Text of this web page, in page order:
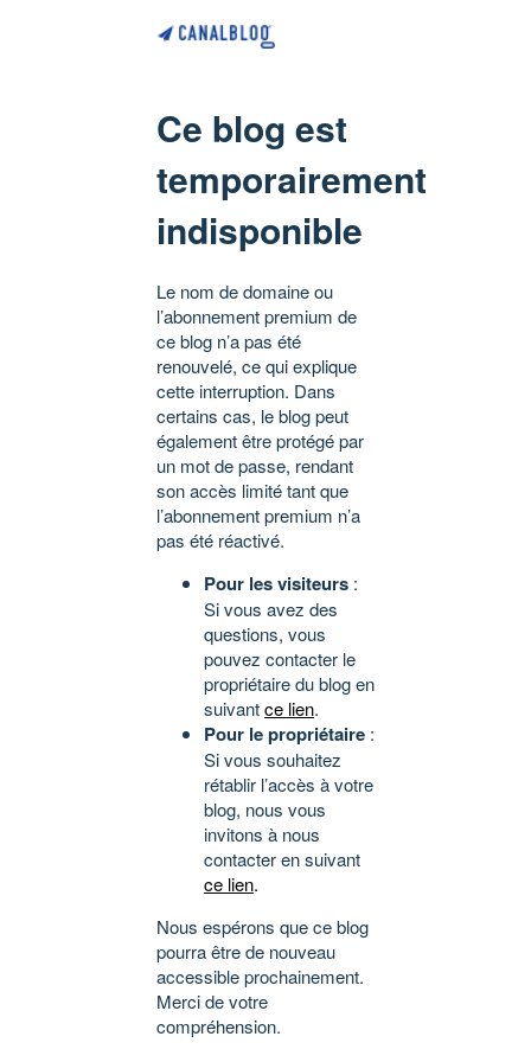
Ce blog est
temporairement
indisponible
Le nom de domaine ou
l’abonnement premium de
ce blog n’a pas été
renouvelé, ce qui explique
cette interruption. Dans
certains cas, le blog peut
également être protégé par
un mot de passe, rendant
son accès limité tant que
l’abonnement premium n’a
pas été réactivé.
Pour les visiteurs :
Si vous avez des
questions, vous
pouvez contacter le
propriétaire du blog en
suivantce lien.
Pour le propriétaire :
Si vous souhaitez
rétablir l’accès à votre
blog, nous vous
invitons à nous
contacter en suivant
ce lien.
Nous espérons que ce blog
pourra être de nouveau
accessible prochainement.
Merci de votre
compréhension.